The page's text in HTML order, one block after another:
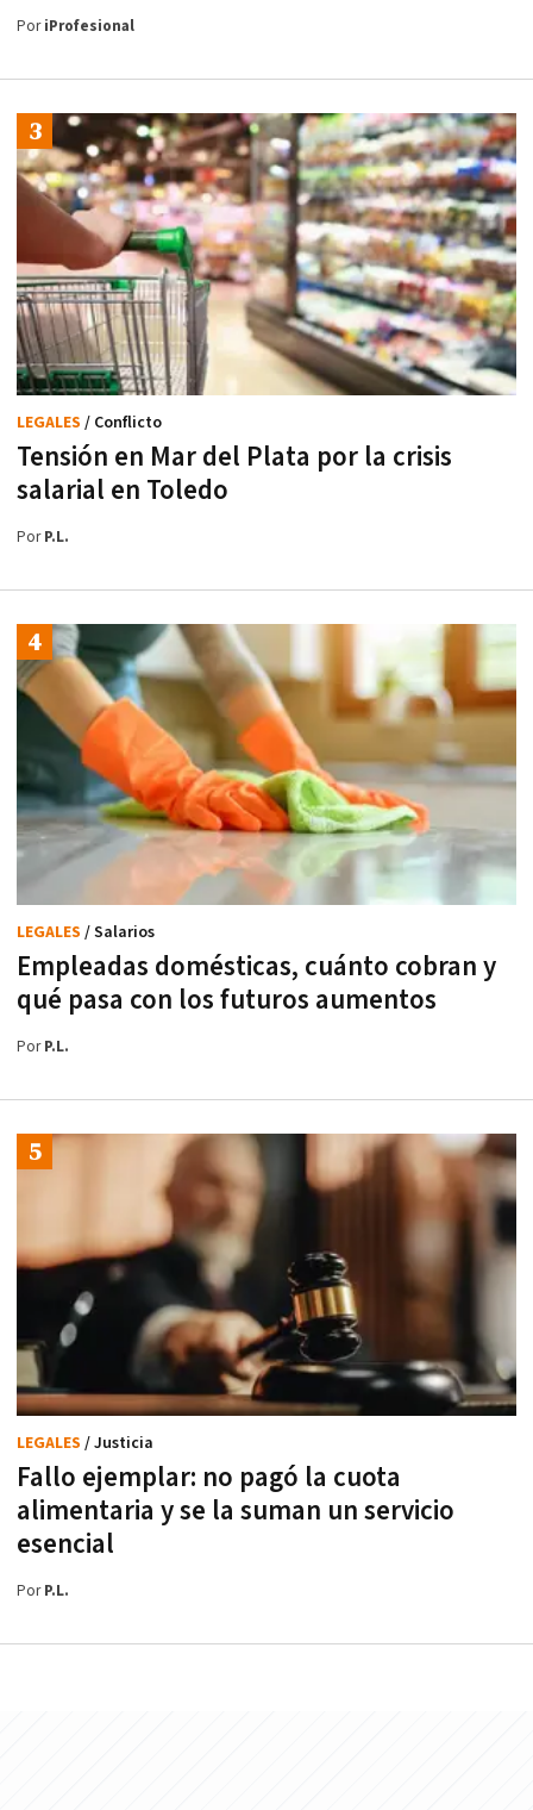
PoriProfesional
Tensión en Mar del Plata por la crisis
salarial en Toledo
LEGALES / Conflicto
PorP.L.
Empleadas domésticas, cuánto cobran y
qué pasa con los futuros aumentos
LEGALES / Salarios
PorP.L.
Fallo ejemplar: no pagó la cuota
alimentaria y se la suman un servicio
esencial
LEGALES / Justicia
PorP.L.